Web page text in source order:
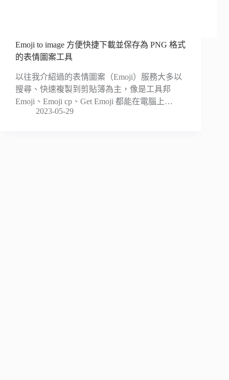
Emoji to image 方便快捷下載並保存為 PNG 格式
的表情圖案工具
以往我介紹過的表情圖案（Emoji）服務大多以
搜尋、快速複製到剪貼簿為主，像是工具邦
Emoji、Emoji cp、Get Emoji 都能在電腦上…
2023-05-29